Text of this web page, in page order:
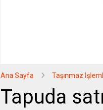
Ana Sayfa Taşınmaz
Tapuda